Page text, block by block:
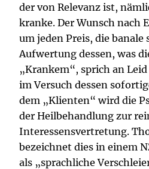
der von Relevanz ist,
kranke. Der Wunsch nach
um jeden Preis, die banale
Aufwertung dessen, was
„Krankem“, sprich an
im Versuch dessen
dem „Klienten“ wird die
der Heilbehandlung zur
Interessensvertretung.
bezeichnet dies in einem
als „sprachliche